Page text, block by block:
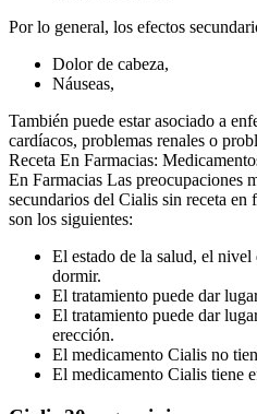
Por lo general, los efectos
Dolor de cabeza,
Náuseas,
También puede estar asociado a
cardíacos, problemas renales o
Receta En Farmacias:
En Farmacias Las preocupaciones
secundarios del Cialis sin receta
son los siguientes:
El estado de la salud, el
dormir.
El tratamiento puede dar
El tratamiento puede dar
erección.
El medicamento Cialis no
El medicamento Cialis tiene